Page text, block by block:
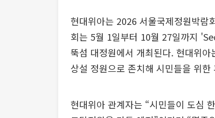
현대위아는 2026 서울국제정원박람
회는 5월 1일부터 10월 27일까지
뚝섬 대정원에서 개최된다. 현대위
상설 정원으로 존치해 시민들을 위
현대위아 관계자는 “시민들이 도심